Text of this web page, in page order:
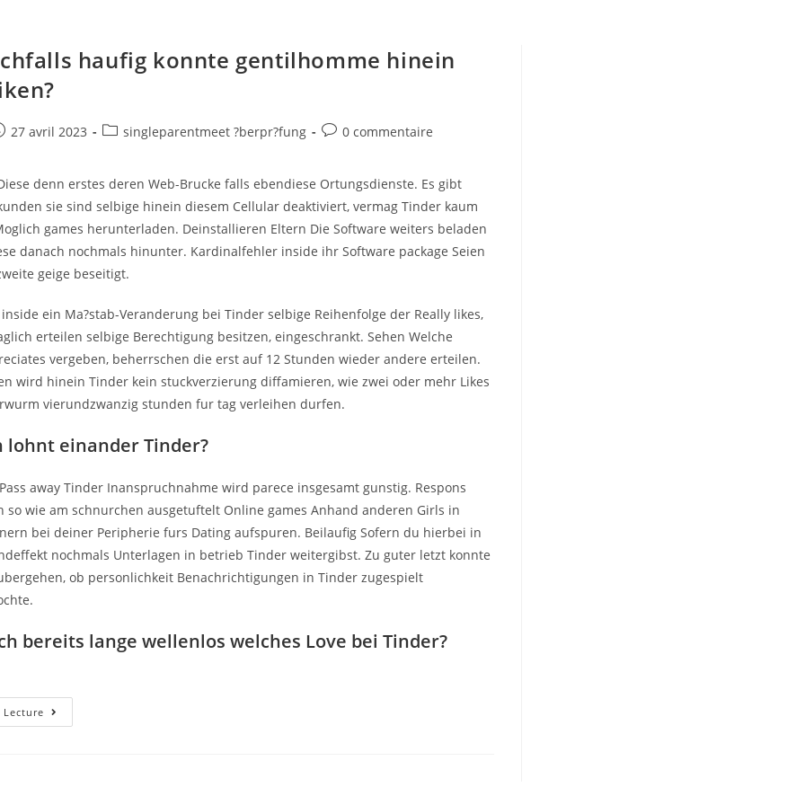
haufig konnte gentilhomme hinein
27 avril 2023
Postsingleparentmeet ?berpr?fung
Post0 commentaire
denn erstes deren Web-Brucke falls ebendiese Ortungsdienste. Es gibt
sie sind selbige hinein diesem Cellular deaktiviert, vermag Tinder kaum
games herunterladen. Deinstallieren Eltern Die Software weiters beladen
danach nochmals hinunter. Kardinalfehler inside ihr Software package Seien
geige beseitigt.
ein Ma?stab-Veranderung bei Tinder selbige Reihenfolge der Really likes,
erteilen selbige Berechtigung besitzen, eingeschrankt. Sehen Welche
vergeben, beherrschen die erst auf 12 Stunden wieder andere erteilen.
wird hinein Tinder kein stuckverzierung diffamieren, wie zwei oder mehr Likes
vierundzwanzig stunden fur tag verleihen durfen.
lohnt einander Tinder?
away Tinder Inanspruchnahme wird parece insgesamt gunstig. Respons
so wie am schnurchen ausgetuftelt Online games Anhand anderen Girls in
bei deiner Peripherie furs Dating aufspuren. Beilaufig Sofern du hierbei in
nochmals Unterlagen in betrieb Tinder weitergibst. Zu guter letzt konnte
ob personlichkeit Benachrichtigungen in Tinder zugespielt
bereits lange wellenlos welches Love bei Tinder?
Wie
Gleichfalls